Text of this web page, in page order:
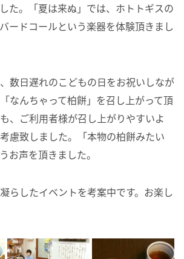
た。「夏は来ぬ」では、ホトトギスの
ードコールという楽器を体験頂きまし
数日遅れのこどもの日をお祝いしなが
なんちゃって柏餅」を召し上がって頂
、ご利用者様が召し上がりやすいよ
慮致しました。「本物の柏餅みたい
お声を頂きました。
らしたイベントを考案中です。お楽し